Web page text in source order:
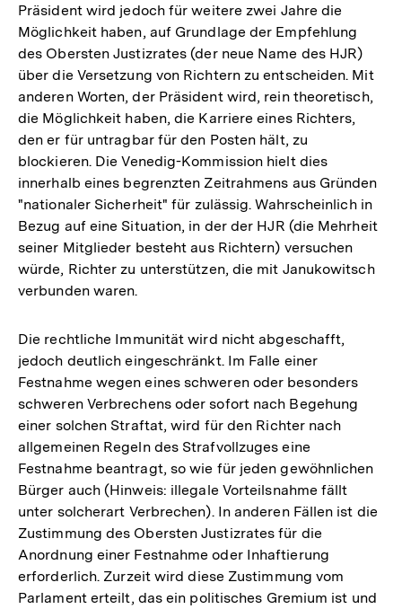
Präsident wird jedoch für weitere zwei Jahre die
Möglichkeit haben, auf Grundlage der Empfehlung
des Obersten Justizrates (der neue Name des HJR)
über die Versetzung von Richtern zu entscheiden. Mit
anderen Worten, der Präsident wird, rein theoretisch,
die Möglichkeit haben, die Karriere eines Richters,
den er für untragbar für den Posten hält, zu
blockieren. Die Venedig-Kommission hielt dies
innerhalb eines begrenzten Zeitrahmens aus Gründen
"nationaler Sicherheit" für zulässig. Wahrscheinlich in
Bezug auf eine Situation, in der der HJR (die Mehrheit
seiner Mitglieder besteht aus Richtern) versuchen
würde, Richter zu unterstützen, die mit Janukowitsch
verbunden waren.
Die rechtliche Immunität wird nicht abgeschafft,
jedoch deutlich eingeschränkt. Im Falle einer
Festnahme wegen eines schweren oder besonders
schweren Verbrechens oder sofort nach Begehung
einer solchen Straftat, wird für den Richter nach
allgemeinen Regeln des Strafvollzuges eine
Festnahme beantragt, so wie für jeden gewöhnlichen
Bürger auch (Hinweis: illegale Vorteilsnahme fällt
unter solcherart Verbrechen). In anderen Fällen ist die
Zustimmung des Obersten Justizrates für die
Anordnung einer Festnahme oder Inhaftierung
erforderlich. Zurzeit wird diese Zustimmung vom
Parlament erteilt, das ein politisches Gremium ist und